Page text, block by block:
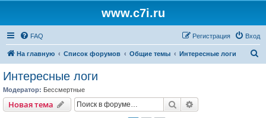
www.c7i.ru
FAQ Вход
Регистрация
На главную Список форумов Общие темы Интересные логи
Интересные логи
Модератор: Бессмертные
Новая тема Поиск